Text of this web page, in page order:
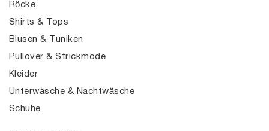
Röcke
Shirts & Tops
Blusen & Tuniken
Pullover & Strickmode
Kleider
Unterwäsche & Nachtwäsche
Schuhe